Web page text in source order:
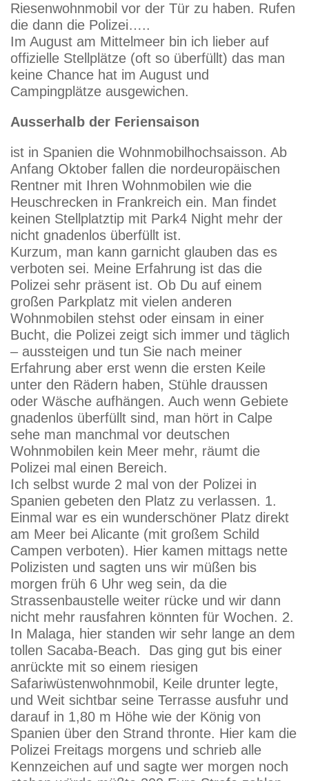
Riesenwohnmobil vor der Tür zu haben. Rufen
die dann die Polizei…..
Im August am Mittelmeer bin ich lieber auf
offizielle Stellplätze (oft so überfüllt) das man
keine Chance hat im August und
Campingplätze ausgewichen.
Ausserhalb der Feriensaison
ist in Spanien die Wohnmobilhochsaisson. Ab
Anfang Oktober fallen die nordeuropäischen
Rentner mit Ihren Wohnmobilen wie die
Heuschrecken in Frankreich ein. Man findet
keinen Stellplatztip mit Park4 Night mehr der
nicht gnadenlos überfüllt ist.
Kurzum, man kann garnicht glauben das es
verboten sei. Meine Erfahrung ist das die
Polizei sehr präsent ist. Ob Du auf einem
großen Parkplatz mit vielen anderen
Wohnmobilen stehst oder einsam in einer
Bucht, die Polizei zeigt sich immer und täglich
– aussteigen und tun Sie nach meiner
Erfahrung aber erst wenn die ersten Keile
unter den Rädern haben, Stühle draussen
oder Wäsche aufhängen. Auch wenn Gebiete
gnadenlos überfüllt sind, man hört in Calpe
sehe man manchmal vor deutschen
Wohnmobilen kein Meer mehr, räumt die
Polizei mal einen Bereich.
Ich selbst wurde 2 mal von der Polizei in
Spanien gebeten den Platz zu verlassen. 1.
Einmal war es ein wunderschöner Platz direkt
am Meer bei Alicante (mit großem Schild
Campen verboten). Hier kamen mittags nette
Polizisten und sagten uns wir müßen bis
morgen früh 6 Uhr weg sein, da die
Strassenbaustelle weiter rücke und wir dann
nicht mehr rausfahren könnten für Wochen. 2.
In Malaga, hier standen wir sehr lange an dem
tollen Sacaba-Beach. Das ging gut bis einer
anrückte mit so einem riesigen
Safariwüstenwohnmobil, Keile drunter legte,
und Weit sichtbar seine Terrasse ausfuhr und
darauf in 1,80 m Höhe wie der König von
Spanien über den Strand thronte. Hier kam die
Polizei Freitags morgens und schrieb alle
Kennzeichen auf und sagte wer morgen noch